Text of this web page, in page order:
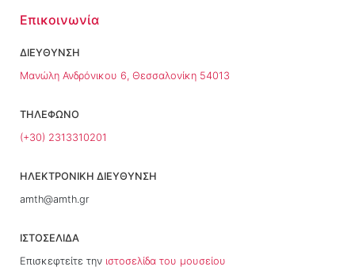
Επικοινωνία
ΔΙΕΥΘΥΝΣΗ
Μανώλη Ανδρόνικου 6, Θεσσαλονίκη 54013
ΤΗΛΕΦΩΝΟ
(+30) 2313310201
ΗΛΕΚΤΡΟΝΙΚΗ ΔΙΕΥΘΥΝΣΗ
amth@amth.gr
ΙΣΤΟΣΕΛΊΔΑ
Επισκεφτείτε την ιστοσελίδα του μουσείου